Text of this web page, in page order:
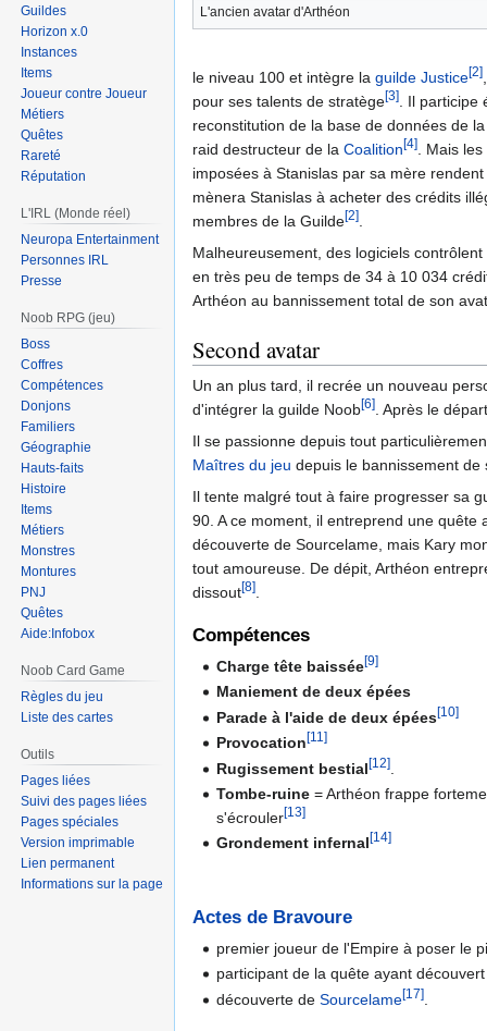
L'ancien avatar d'Arthéon
le niveau 100 et intègre la guilde Justice[2]
pour ses talents de stratège[3]. Il participe
reconstitution de la base de données de
raid destructeur de la Coalition[4]. Mais
imposées à Stanislas par sa mère
mènera Stanislas à acheter des crédits
membres de la Guilde[2].
Malheureusement, des logiciels
en très peu de temps de 34 à 10 034
Arthéon au bannissement total de son
Second avatar
Un an plus tard, il recrée un nouveau
d'intégrer la guilde Noob[6]. Après le
Il se passionne depuis tout
Maîtres du jeu depuis le bannissement
Il tente malgré tout à faire progresser sa
90. A ce moment, il entreprend une quête
découverte de Sourcelame, mais Kary
tout amoureuse. De dépit, Arthéon
dissout[8].
Compétences
Charge tête baissée[9]
Maniement de deux épées
Parade à l'aide de deux épées[10]
Provocation[11]
Rugissement bestial[12]
Tombe-ruine = Arthéon frappe
s'écrouler[13]
Grondement infernal[14]
Actes de Bravoure
premier joueur de l'Empire à poser le
participant de la quête ayant
découverte deSourcelame[17]
Guildes
Horizon x.0
Instances
Items
Joueur contre Joueur
Métiers
Quêtes
Rareté
Réputation
L'IRL (Monde réel)
Neuropa Entertainment
Personnes IRL
Presse
Noob RPG (jeu)
Boss
Coffres
Compétences
Donjons
Familiers
Géographie
Hauts-faits
Histoire
Items
Métiers
Monstres
Montures
PNJ
Quêtes
Aide:Infobox
Noob Card Game
Règles du jeu
Liste des cartes
Outils
Pages liées
Suivi des pages liées
Pages spéciales
Version imprimable
Lien permanent
Informations sur la page